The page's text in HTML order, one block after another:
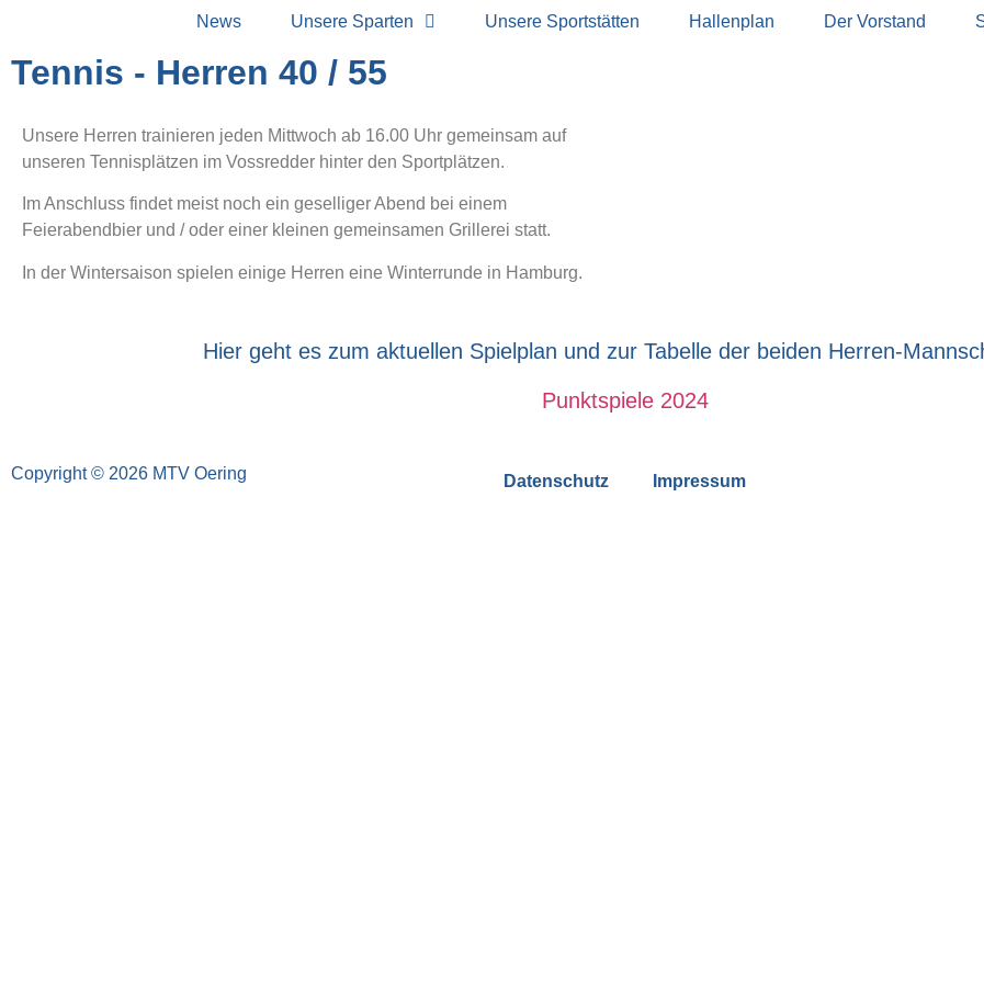
News Unsere Sparten Unsere Sportstätten Hallenplan Der Vorstand
Tennis - Herren 40 / 55
Unsere Herren trainieren jeden Mittwoch ab 16.00 Uhr gemeinsam auf
unseren Tennisplätzen im Vossredder hinter den Sportplätzen.
Im Anschluss findet meist noch ein geselliger Abend bei einem
Feierabendbier und / oder einer kleinen gemeinsamen Grillerei statt.
In der Wintersaison spielen einige Herren eine Winterrunde in Hamburg.
Hier geht es zum aktuellen Spielplan und zur Tabelle der beiden Herren-
Punktspiele 2024
Copyright © 2026 MTV Oering Datenschutz Impressum